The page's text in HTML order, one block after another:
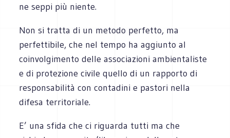
ne seppi più niente.
Non si tratta di un metodo perfetto, ma
perfettibile, che nel tempo ha aggiunto al
coinvolgimento delle associazioni ambientaliste
e di protezione civile quello di un rapporto di
responsabilità con contadini e pastori nella
difesa territoriale.
E’ una sfida che ci riguarda tutti ma che